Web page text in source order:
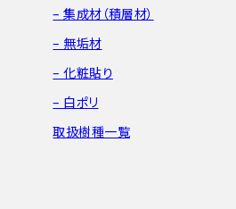
– 集成材（積層材）
– 無垢材
– 化粧貼り
– 白ポリ
取扱樹種一覧